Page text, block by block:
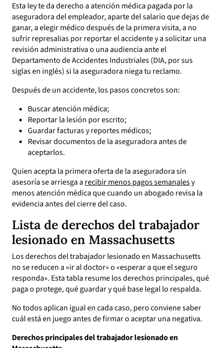
Esta ley te da derecho a atención médica pagada por la
aseguradora del empleador, aparte del salario que dejas de
ganar, a elegir médico después de la primera visita, a no
sufrir represalias por reportar el accidente y a solicitar una
revisión administrativa o una audiencia ante el
Departamento de Accidentes Industriales (DIA, por sus
siglas en inglés) si la aseguradora niega tu reclamo.
Después de un accidente, los pasos concretos son:
Buscar atención médica;
Reportar la lesión por escrito;
Guardar facturas y reportes médicos;
Revisar documentos de la aseguradora antes de
aceptarlos.
Quien acepta la primera oferta de la aseguradora sin
asesoría se arriesga a recibir menos pagos semanalesy
menos atención médica que cuando un abogado revisa la
evidencia antes del cierre del caso.
Lista de derechos del trabajador
lesionado en Massachusetts
Los derechos del trabajador lesionado en Massachusetts
no se reducen a «ir al doctor» o «esperar a que el seguro
responda». Esta tabla resume los derechos principales, qué
paga o protege, qué guardar y qué base legal lo respalda.
No todos aplican igual en cada caso, pero conviene saber
cuál está en juego antes de firmar o aceptar una negativa.
Derechos principales del trabajador lesionado en